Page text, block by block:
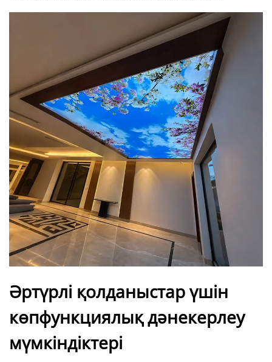
Әртүрлі қолданыстар үшін
көпфункциялық дәнекерлеу
мүмкіндіктері